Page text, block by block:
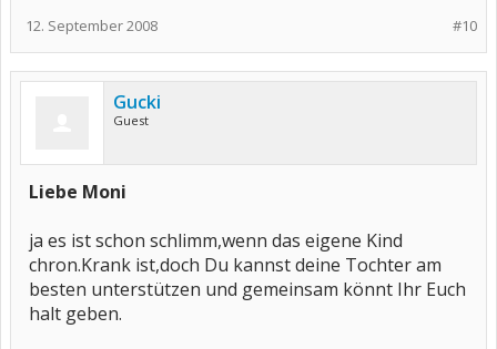
#10
12. September 2008
Gucki
Guest
Liebe Moni
ja es ist schon schlimm,wenn das eigene Kind
chron.Krank ist,doch Du kannst deine Tochter am
besten unterstützen und gemeinsam könnt Ihr Euch
halt geben.